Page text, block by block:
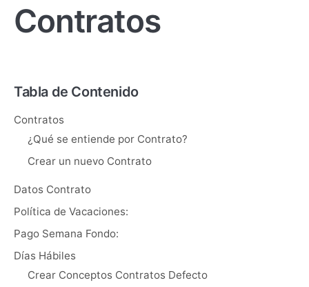
Contratos
Tabla de Contenido
Contratos
¿Qué se entiende por Contrato?
Crear un nuevo Contrato
Datos Contrato
Política de Vacaciones:
Pago Semana Fondo:
Días Hábiles
Crear Conceptos Contratos Defecto